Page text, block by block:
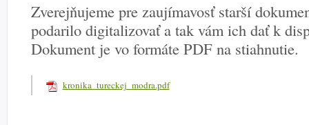
Zverejňujeme pre zaujímavosť starší
podarilo digitalizovať a tak vám ich dať k
Dokument je vo formáte PDF na stiahnutie.
kronika_tureckej_modra.pdf